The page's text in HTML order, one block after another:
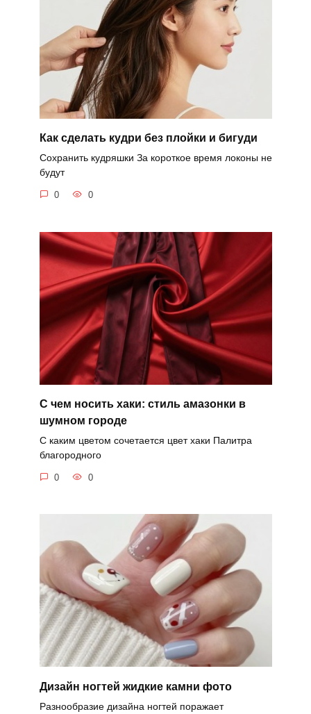
Как сделать кудри без плойки и бигуди
Сохранить кудряшки За короткое время локоны не
будут
0 0
С чем носить хаки: стиль амазонки в
шумном городе
С каким цветом сочетается цвет хаки Палитра
благородного
0 0
Дизайн ногтей жидкие камни фото
Разнообразие дизайна ногтей поражает